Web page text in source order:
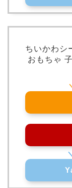
ちいかわシ
おもちゃ